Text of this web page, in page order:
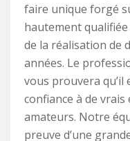
faire unique forgé
hautement
de la réalisation de
années. Le
vous prouvera
confiance à de vrais
amateurs. Notre
preuve d’une